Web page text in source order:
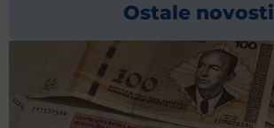
Ostale novosti